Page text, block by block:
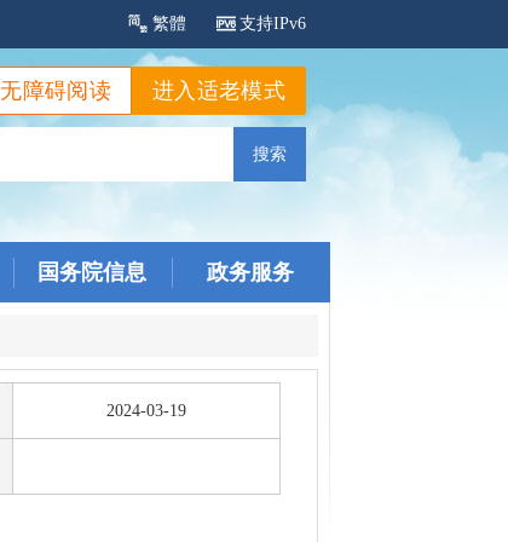
繁體 支持IPv6
进入适老模式
无障碍阅读
国务院信息 政务服务
2024-03-19